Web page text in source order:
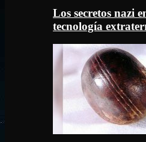
Los secretos nazi
tecnología